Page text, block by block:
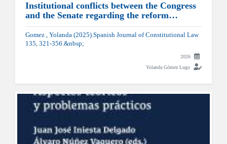
Institutional conflicts between the Congress
and the Senate regarding the reform…
Gomez , Yolanda (2025).Spanish Journal of Constitutional Law
135, 321-356.&nbsp;
2026
Yolanda Gómez Lugo